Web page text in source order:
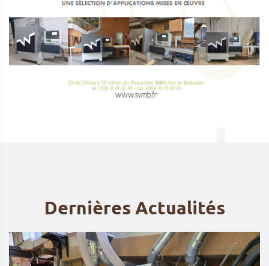
Dernières Actualités